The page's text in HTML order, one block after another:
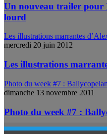
Un nouveau trailer pour
lourd
Les illustrations marrantes
mercredi 20 juin 2012
Les illustrations
Photo du week #7 :
dimanche 13 novembre 2011
Photo du week #7 :